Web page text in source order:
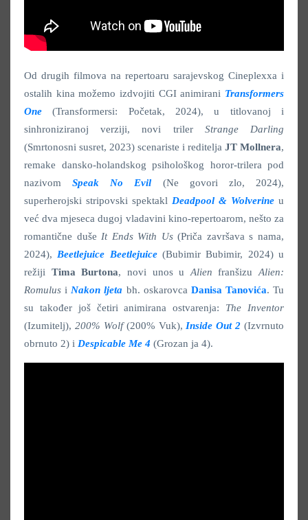
Od drugih filmova na repertoaru sarajevskog Cineplexxa i
ostalih kina možemo izdvojiti CGI animirani Transformers
One
(Transformersi: Početak, 2024), u titlovanoj i
sinhroniziranoj verziji, novi triler Strange Darling
(Smrtonosni susret, 2023) scenariste i reditelja JT Mollnera,
remake dansko-holandskog psihološkog horor-trilera pod
nazivomSpeak No Evil (Ne govori zlo, 2024),
superherojski stripovski spektakl Deadpool & Wolverine u
već dva mjeseca dugoj vladavini kino-repertoarom, nešto za
romantične duše It Ends With Us(Priča završava s nama,
2024), Beetlejuice Beetlejuice (Bubimir Bubimir, 2024) u
režiji Tima Burtona, novi unos u Alienfranšizu Alien:
Romulus i Nakon ljeta bh. oskarovca Danisa Tanovića. Tu
su također još četiri animirana ostvarenja: The Inventor
(Izumitelj), 200% Wolf(200% Vuk), Inside Out 2 (Izvrnuto
obrnuto 2) i Despicable Me 4 (Grozan ja 4).